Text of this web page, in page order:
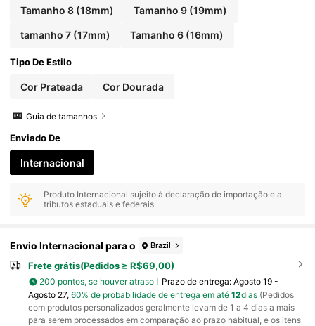
nte de Feriado
Tamanho 8 (18mm) Tamanho 9 (19mm)
tamanho 7 (17mm) Tamanho 6 (16mm)
Tipo De Estilo
Cor Prateada Cor Dourada
Guia de tamanhos
Enviado De
Internacional
Produto Internacional sujeito à declaração de importação e a
tributos estaduais e federais.
Envio Internacional para o Brazil
Frete grátis(Pedidos ≥ R$69,00)
200 pontos, se houver atraso Prazo de entrega: Agosto 19 -
Agosto 27, 60% de probabilidade de entrega em até 12dias(Pedidos
com produtos personalizados geralmente levam de 1 a 4 dias a mais
para serem processados em comparação ao prazo habitual, e os itens